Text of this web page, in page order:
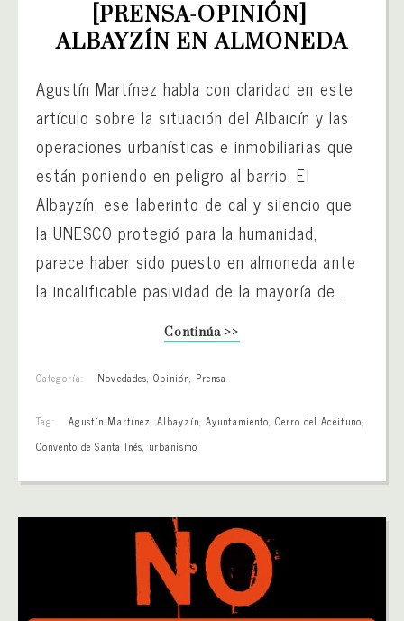
[PRENSA-OPINIÓN]
ALBAYZÍN EN ALMONEDA
Agustín Martínez habla con claridad en este
artículo sobre la situación del Albaicín y las
operaciones urbanísticas e inmobiliarias que
están poniendo en peligro al barrio. El
Albayzín, ese laberinto de cal y silencio que
la UNESCO protegió para la humanidad,
parece haber sido puesto en almoneda ante
la incalificable pasividad de la mayoría de...
Continúa >>
Categoría: Novedades, Opinión, Prensa
Tag: Agustín Martínez, Albayzín,Ayuntamiento, Cerro del Aceituno,
Convento de Santa Inés, urbanismo